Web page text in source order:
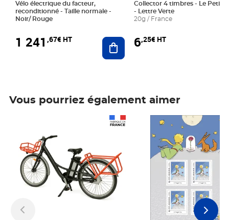
Vélo électrique du facteur,
reconditionné - Taille normale -
Noir/ Rouge
1 241 ,67€ HT Ajouter au panier
Collector 4 timbres - Le Petit
- Lettre Verte
20g / France
6,25€ HT
Vous pourriez également aimer
Prix 6,25€ HT